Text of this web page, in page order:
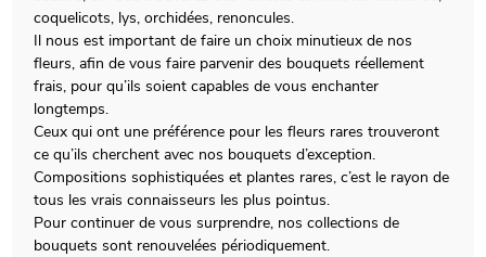
coquelicots, lys, orchidées, renoncules.
Il nous est important de faire un choix minutieux de nos
fleurs, afin de vous faire parvenir des bouquets réellement
frais, pour qu’ils soient capables de vous enchanter
longtemps.
Ceux qui ont une préférence pour les fleurs rares trouveront
ce qu’ils cherchent avec nos bouquets d’exception.
Compositions sophistiquées et plantes rares, c’est le rayon de
tous les vrais connaisseurs les plus pointus.
Pour continuer de vous surprendre, nos collections de
bouquets sont renouvelées périodiquement.